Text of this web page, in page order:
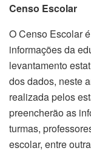
Censo Escolar
O Censo Escolar
informações da
levantamento
dos dados, neste
realizada pelos
preencherão as
turmas,
escolar, entre